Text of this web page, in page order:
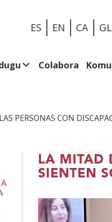
ES EN CA GL
Colabora
PERSONAS CON
LA MITAD
SIENTEN